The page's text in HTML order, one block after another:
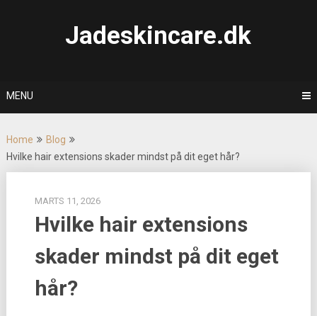
Jadeskincare.dk
MENU
Home
Blog
Hvilke hair extensions skader mindst på dit eget hår?
MARTS 11, 2026
Hvilke hair extensions
skader mindst på dit eget
hår?